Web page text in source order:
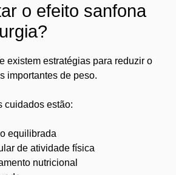
o efeito sanfona
existem estratégias para reduzir o
importantes de peso.
cuidados estão:
equilibrada
de atividade física
nutricional